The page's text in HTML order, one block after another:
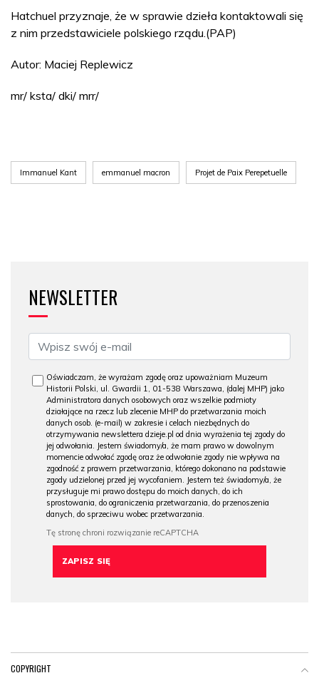
Hatchuel przyznaje, że w sprawie dzieła kontaktowali się
z nim przedstawiciele polskiego rządu.(PAP)
Autor: Maciej Replewicz
mr/ ksta/ dki/ mrr/
Immanuel Kant emmanuel macron Projet de Paix Perepetuelle
NEWSLETTER
Oświadczam, że wyrażam zgodę oraz upoważniam Muzeum
Historii Polski, ul. Gwardii 1, 01-538 Warszawa, (dalej MHP) jako
Administratora danych osobowych oraz wszelkie podmioty
działające na rzecz lub zlecenie MHP do przetwarzania moich
danych osob. (e-mail) w zakresie i celach niezbędnych do
otrzymywania newslettera dzieje.pl od dnia wyrażenia tej zgody do
jej odwołania. Jestem świadomy/a, że mam prawo w dowolnym
momencie odwołać zgodę oraz że odwołanie zgody nie wpływa na
zgodność z prawem przetwarzania, którego dokonano na podstawie
zgody udzielonej przed jej wycofaniem. Jestem też świadomy/a, że
przysługuje mi prawo dostępu do moich danych, do ich
sprostowania, do ograniczenia przetwarzania, do przenoszenia
danych, do sprzeciwu wobec przetwarzania.
COPYRIGHT